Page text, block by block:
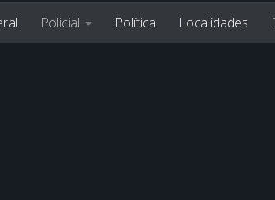
Policial Política Localidades